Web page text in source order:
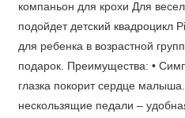
компаньон для крохи Для
подойдет детский квадроцикл
для ребенка в возрастной
подарок. Преимущества: •
глазка покорит сердце
нескользящие педали –